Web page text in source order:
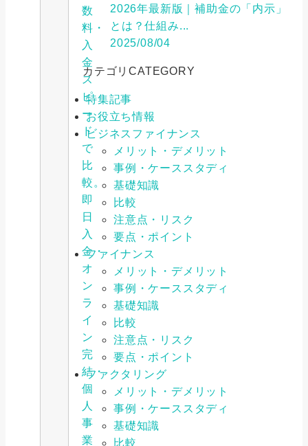
数
料・
入
金
ス
ピ
ー
ド
で
比
較。
即
日
入
金・
オ
ン
ラ
イ
ン
完
結・
個
人
事
業
2026年最新版｜補助金の「内示」
とは？仕組み...
2025/08/04
カテゴリCATEGORY
特集記事
お役立ち情報
ビジネスファイナンス
メリット・デメリット
事例・ケーススタディ
基礎知識
比較
注意点・リスク
要点・ポイント
ファイナンス
メリット・デメリット
事例・ケーススタディ
基礎知識
比較
注意点・リスク
要点・ポイント
ファクタリング
メリット・デメリット
事例・ケーススタディ
基礎知識
比較